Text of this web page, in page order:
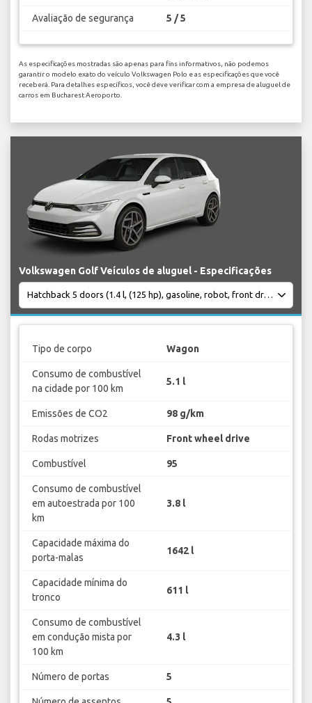
Avaliação de segurança 5 / 5
As especificações mostradas são apenas para fins informativos, não podemos
garantir o modelo exato do veículo Volkswagen Polo e as especificações que você
receberá. Para detalhes específicos, você deve verificar com a empresa de aluguel de
carros em Bucharest Aeroporto.
Volkswagen Golf Veículos de aluguel - Especificações
Tipo de corpo Wagon
Consumo de combustível
na cidade por 100 km
5.1 l
Emissões de CO2 98 g/km
Rodas motrizes Front wheel drive
Combustível 95
Consumo de combustível
em autoestrada por 100
km
3.8 l
Capacidade máxima do
porta-malas
1642 l
Capacidade mínima do
tronco
611 l
Consumo de combustível
em condução mista por
100 km
4.3 l
Número de portas 5